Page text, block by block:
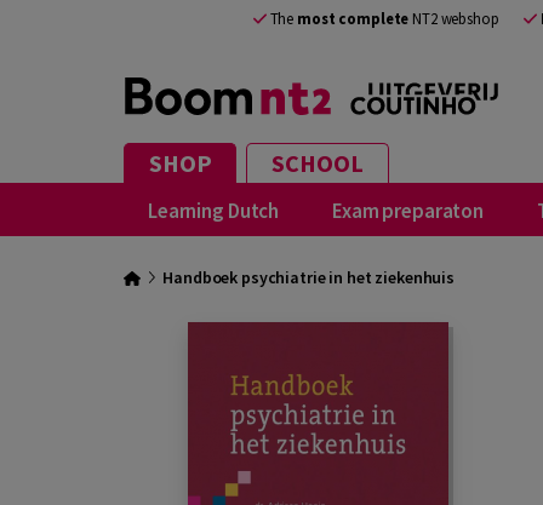
The most complete NT2 webshop
SHOP SCHOOL
Learning Dutch Exam preparaton
Handboek psychiatrie in het ziekenhuis